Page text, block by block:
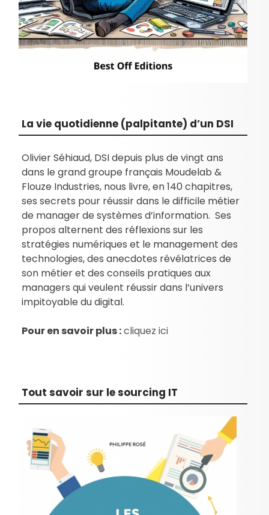
La vie quotidienne (palpitante) d’un DSI
Olivier Séhiaud, DSI depuis plus de vingt ans
dans le grand groupe français Moudelab &
Flouze Industries, nous livre, en 140 chapitres,
ses secrets pour réussir dans le difficile métier
de manager de systèmes d’information. Ses
propos alternent des réflexions sur les
stratégies numériques et le management des
technologies, des anecdotes révélatrices de
son métier et des conseils pratiques aux
managers qui veulent réussir dans l’univers
impitoyable du digital.
Pour en savoir plus :cliquez ici
Tout savoir sur le sourcing IT